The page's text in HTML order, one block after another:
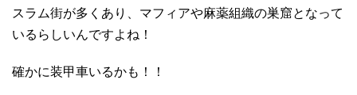
スラム街が多くあり、マフィアや麻薬組織の巣窟となって
いるらしいんですよね！
確かに装甲車いるかも！！